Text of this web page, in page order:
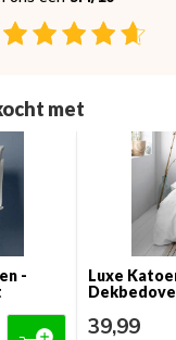
met
-
Luxe
39,99